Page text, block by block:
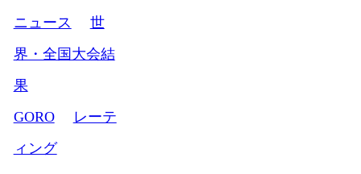
ニュース
世
界・全国大会結
果
GORO
レーテ
ィング